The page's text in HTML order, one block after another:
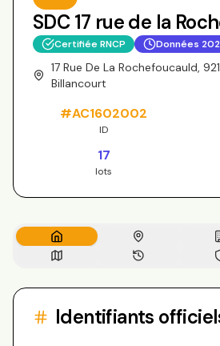
SDC 17 rue de la
Certifiée RNCP Données
17 Rue De La Rochefoucauld,
Billancourt
#AC1602002
ID
17
lots
Identifiants